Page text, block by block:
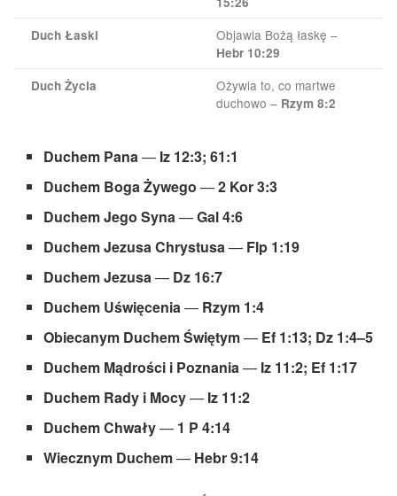
Duch Łaski
Objawia Bożą łaskę –
Hebr 10:29
Duch Życia
Ożywia to, co martwe
duchowo – Rzym 8:2
Duchem Pana— Iz 12:3; 61:1
Duchem Boga Żywego —2 Kor 3:3
Duchem Jego Syna—Gal 4:6
Duchem Jezusa Chrystusa— Flp 1:19
Duchem Jezusa— Dz 16:7
Duchem Uświęcenia— Rzym 1:4
Obiecanym Duchem Świętym— Ef 1:13; Dz 1:4–5
Duchem Mądrości i Poznania— Iz 11:2; Ef 1:17
Duchem Rady i Mocy— Iz 11:2
Duchem Chwały— 1 P 4:14
Wiecznym Duchem— Hebr 9:14